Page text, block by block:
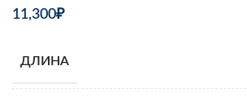
11,300₽
ДЛИНА